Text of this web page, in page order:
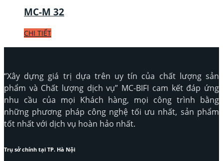
MC-M 32
CHI TIẾT
“Xây dựng giá trị dựa trên uy tín của chất lượng sản
phẩm và Chất lượng dịch vụ” MC-BIFI cam kết đáp ứng
nhu cầu của mọi Khách hàng, mọi công trình bằng
những phương pháp công nghệ tối ưu nhất, sản phẩm
tốt nhất với dịch vụ hoàn hảo nhất.
Trụ sở chính tại TP. Hà Nội